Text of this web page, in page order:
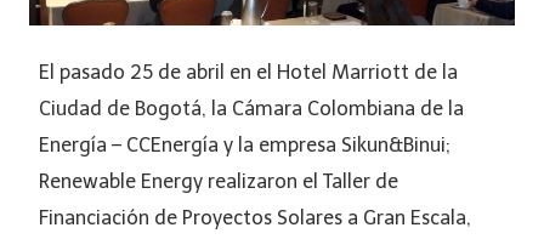
El pasado 25 de abril en el Hotel Marriott de la
Ciudad de Bogotá, la Cámara Colombiana de la
Energía – CCEnergía y la empresa Sikun&Binui;
Renewable Energy realizaron el Taller de
Financiación de Proyectos Solares a Gran Escala,